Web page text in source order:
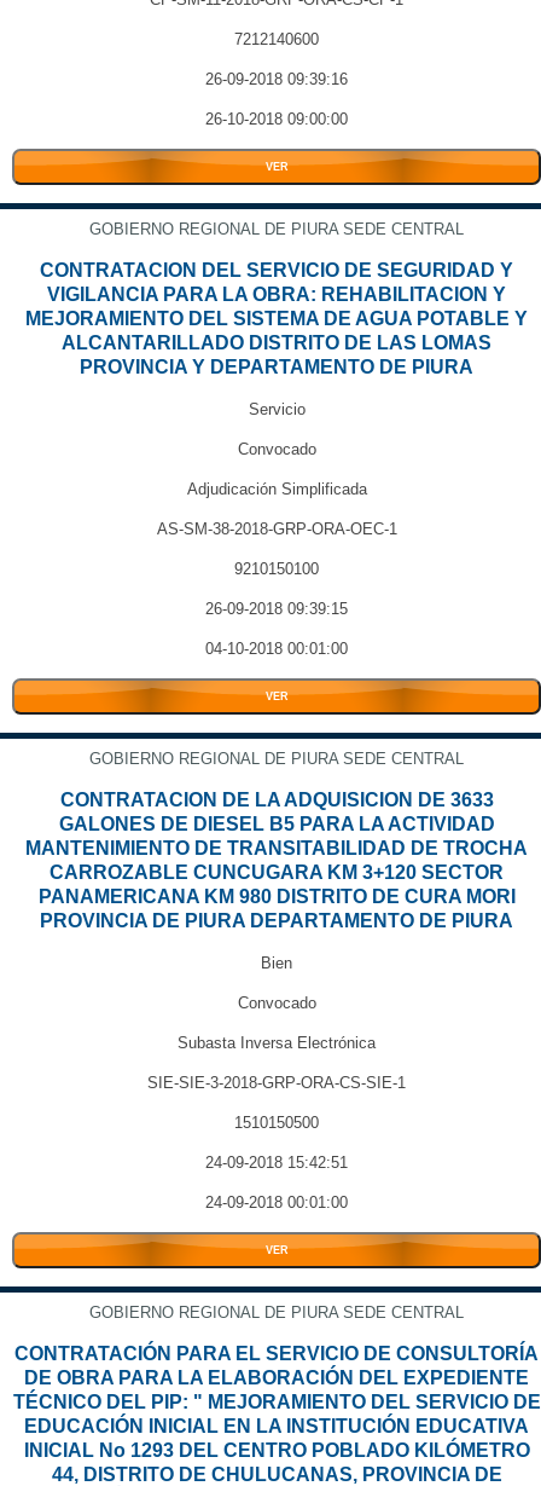
7212140600
26-09-2018 09:39:16
26-10-2018 09:00:00
VER
GOBIERNO REGIONAL DE PIURA SEDE CENTRAL
CONTRATACION DEL SERVICIO DE SEGURIDAD Y
VIGILANCIA PARA LA OBRA: REHABILITACION Y
MEJORAMIENTO DEL SISTEMA DE AGUA POTABLE Y
ALCANTARILLADO DISTRITO DE LAS LOMAS
PROVINCIA Y DEPARTAMENTO DE PIURA
Servicio
Convocado
Adjudicación Simplificada
AS-SM-38-2018-GRP-ORA-OEC-1
9210150100
26-09-2018 09:39:15
04-10-2018 00:01:00
VER
GOBIERNO REGIONAL DE PIURA SEDE CENTRAL
CONTRATACION DE LA ADQUISICION DE 3633
GALONES DE DIESEL B5 PARA LA ACTIVIDAD
MANTENIMIENTO DE TRANSITABILIDAD DE TROCHA
CARROZABLE CUNCUGARA KM 3+120 SECTOR
PANAMERICANA KM 980 DISTRITO DE CURA MORI
PROVINCIA DE PIURA DEPARTAMENTO DE PIURA
Bien
Convocado
Subasta Inversa Electrónica
SIE-SIE-3-2018-GRP-ORA-CS-SIE-1
1510150500
24-09-2018 15:42:51
24-09-2018 00:01:00
VER
GOBIERNO REGIONAL DE PIURA SEDE CENTRAL
CONTRATACIÓN PARA EL SERVICIO DE CONSULTORÍA
DE OBRA PARA LA ELABORACIÓN DEL EXPEDIENTE
TÉCNICO DEL PIP: " MEJORAMIENTO DEL SERVICIO DE
EDUCACIÓN INICIAL EN LA INSTITUCIÓN EDUCATIVA
INICIAL No 1293 DEL CENTRO POBLADO KILÓMETRO
44, DISTRITO DE CHULUCANAS, PROVINCIA DE